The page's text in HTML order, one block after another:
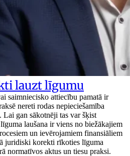
lauzt līgumu
saimniecisko attiecību pamatā ir
nereti rodas nepieciešamība
gan sākotnēji tas var šķist
laušana ir viens no biežākajiem
un ievērojamiem finansiāliem
juridiski korekti rīkoties līguma
normatīvos aktus un tiesu praksi.